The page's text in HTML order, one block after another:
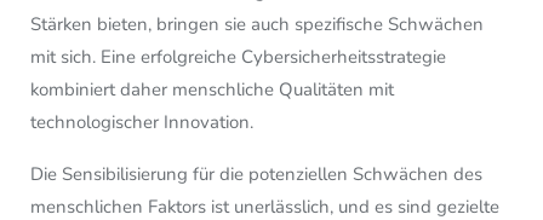
Stärken bieten, bringen sie auch spezifische Schwächen
mit sich. Eine erfolgreiche Cybersicherheitsstrategie
kombiniert daher menschliche Qualitäten mit
technologischer Innovation.
Die Sensibilisierung für die potenziellen Schwächen des
menschlichen Faktors ist unerlässlich, und es sind gezielte